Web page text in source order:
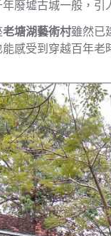
廢墟古城一般，引
老塘湖藝術村雖然已
感受到穿越百年